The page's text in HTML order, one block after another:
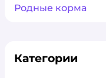
Родные корма
Категории